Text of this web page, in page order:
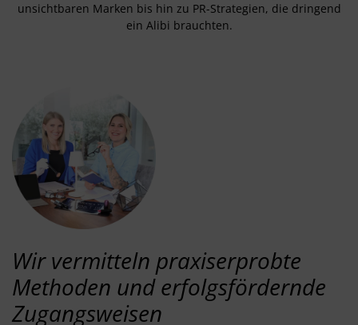
unsichtbaren Marken bis hin zu PR-Strategien, die dringend
ein Alibi brauchten.
Wir vermitteln praxiserprobte
Methoden und erfolgsfördernde
Zugangsweisen